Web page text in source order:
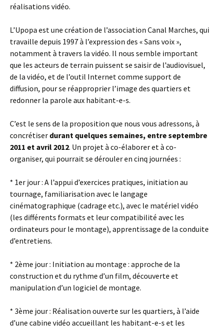
réalisations vidéo.
L’Upopa est une création de l’association Canal Marches, qui
travaille depuis 1997 à l’expression des « Sans voix »,
notamment à travers la vidéo. Il nous semble important
que les acteurs de terrain puissent se saisir de l’audiovisuel,
de la vidéo, et de l’outil Internet comme support de
diffusion, pour se réapproprier l’image des quartiers et
redonner la parole aux habitant-e-s.
C’est le sens de la proposition que nous vous adressons, à
concrétiser durant quelques semaines, entre septembre
2011 et avril 2012. Un projet à co-élaborer et à co-
organiser, qui pourrait se dérouler en cinq journées :
* 1er jour : A l’appui d’exercices pratiques, initiation au
tournage, familiarisation avec le langage
cinématographique (cadrage etc.), avec le matériel vidéo
(les différents formats et leur compatibilité avec les
ordinateurs pour le montage), apprentissage de la conduite
d’entretiens.
* 2ème jour : Initiation au montage : approche de la
construction et du rythme d’un film, découverte et
manipulation d’un logiciel de montage.
* 3ème jour : Réalisation ouverte sur les quartiers, à l’aide
d’une cabine vidéo accueillant les habitant-e-s et les